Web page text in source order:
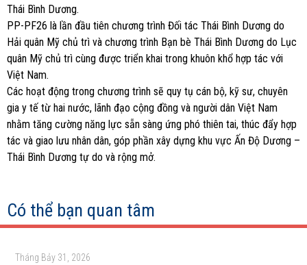
Thái Bình Dương.
PP-PF26 là lần đầu tiên chương trình Đối tác Thái Bình Dương do
Hải quân Mỹ chủ trì và chương trình Bạn bè Thái Bình Dương do Lục
quân Mỹ chủ trì cùng được triển khai trong khuôn khổ hợp tác với
Việt Nam.
Các hoạt động trong chương trình sẽ quy tụ cán bộ, kỹ sư, chuyên
gia y tế từ hai nước, lãnh đạo cộng đồng và người dân Việt Nam
nhằm tăng cường năng lực sẵn sàng ứng phó thiên tai, thúc đẩy hợp
tác và giao lưu nhân dân, góp phần xây dựng khu vực Ấn Độ Dương –
Thái Bình Dương tự do và rộng mở.
Có thể bạn quan tâm
Tháng Bảy 31, 2026